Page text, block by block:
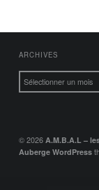
FOOTER SIDEBAR
ARCHIVES
Archives
© 2026 A.M.B.A.L –
Auberge WordPress